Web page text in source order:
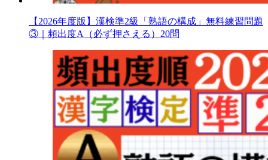
【2026年度版】漢検準2級「熟語の構成」無料練習問題
③｜頻出度A（必ず押さえる）20問